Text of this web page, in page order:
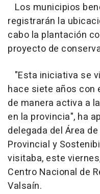
Los municipios
registrarán la
cabo la plantación
proyecto de
"Esta iniciativa se
hace siete años
de manera activa a
en la provincia", ha
delegada del Área
Provincial y
visitaba, este
Centro Nacional de
Valsaín.